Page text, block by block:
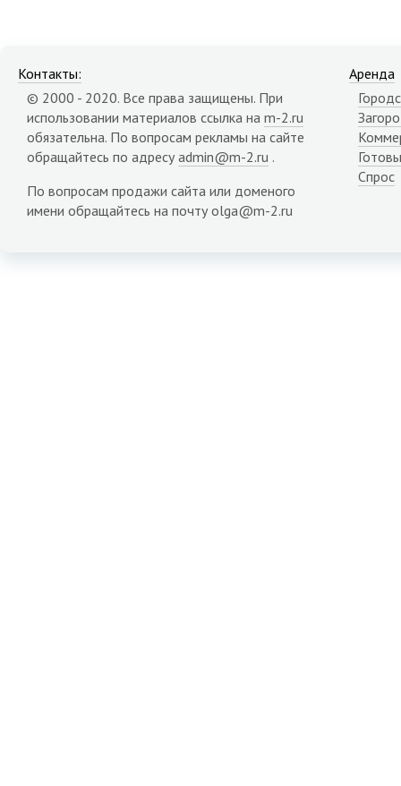
Контакты:
© 2000 - 2020. Все права защищены. При
использовании материалов ссылка на m-2.ru
обязательна. По вопросам рекламы на сайте
обращайтесь по адресу admin@m-2.ru .
По вопросам продажи сайта или доменого
имени обращайтесь на почту olga@m-2.ru
Аренда
Спрос